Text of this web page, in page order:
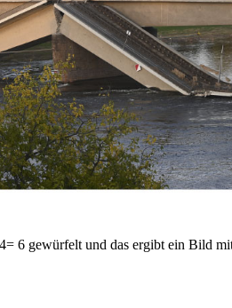
6 gewürfelt und das ergibt ein Bild